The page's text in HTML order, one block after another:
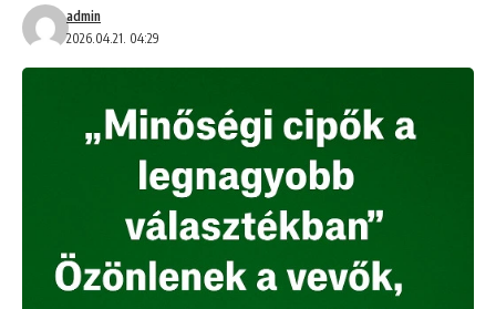
2026.04.21. 04:29
admin